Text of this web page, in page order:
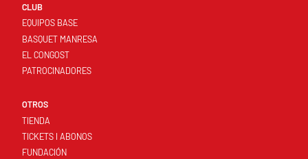
CLUB
EQUIPOS BASE
BASQUET MANRESA
EL CONGOST
PATROCINADORES
OTROS
TIENDA
TICKETS I ABONOS
FUNDACIÓN